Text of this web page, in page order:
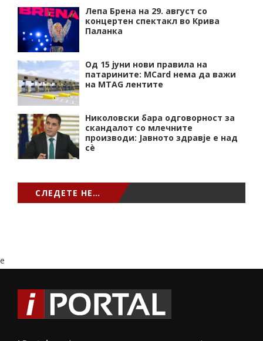
Лепа Брена на 29. август со
концертен спектакл во Крива
Паланка
Од 15 јуни нови правила на
патарините: MCard нема да важи
на MTAG лентите
Николовски бара одговорност за
скандалот со млечните
производи: Јавното здравје е над
сѐ
СЛЕДЕТЕ НЕ…
e